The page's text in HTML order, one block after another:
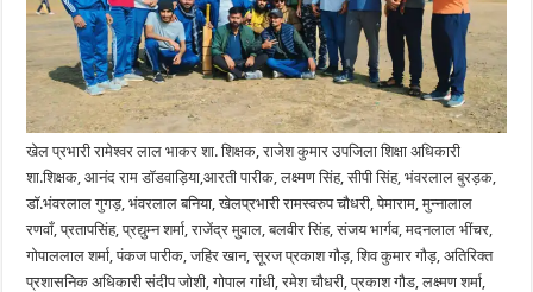
खेल प्रभारी रामेश्वर लाल भाकर शा. शिक्षक, राजेश कुमार उपजिला शिक्षा अधिकारी
शा.शिक्षक, आनंद राम डॉडवाड़िया,आरती पारीक, लक्ष्मण सिंह, सीपी सिंह, भंवरलाल बुरड़क,
डॉ.भंवरलाल गुगड़, भंवरलाल बनिया, खेलप्रभारी रामस्वरुप चौधरी, पेमाराम, मुन्नालाल
रणवाँ, प्रतापसिंह, प्रद्युम्न शर्मा, राजेंद्र मुवाल, बलवीर सिंह, संजय भार्गव, मदनलाल भींचर,
गोपाललाल शर्मा, पंकज पारीक, जहिर खान, सूरज प्रकाश गौड़, शिव कुमार गौड़, अतिरिक्त
प्रशासनिक अधिकारी संदीप जोशी, गोपाल गांधी, रमेश चौधरी, प्रकाश गौड, लक्ष्मण शर्मा,